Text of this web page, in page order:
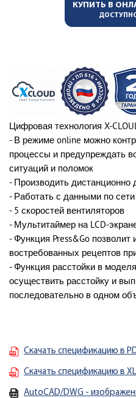
КУПИТЬ В
Цифровая технология X-
- В режиме online можно
процессы и предупреждать
ситуаций и поломок
- Производить дистанционно
- Работать с данными по сети
- 5 скоростей вентиляторов
- Мультитаймер наLCD-
- Функция Press&Go позволит
востребованных рецептов
- Функция расстойки в
осуществить расстойку и
последовательно в одном
Скачать спецификацию в
Скачать спецификацию в
AutoCAD/DWG -